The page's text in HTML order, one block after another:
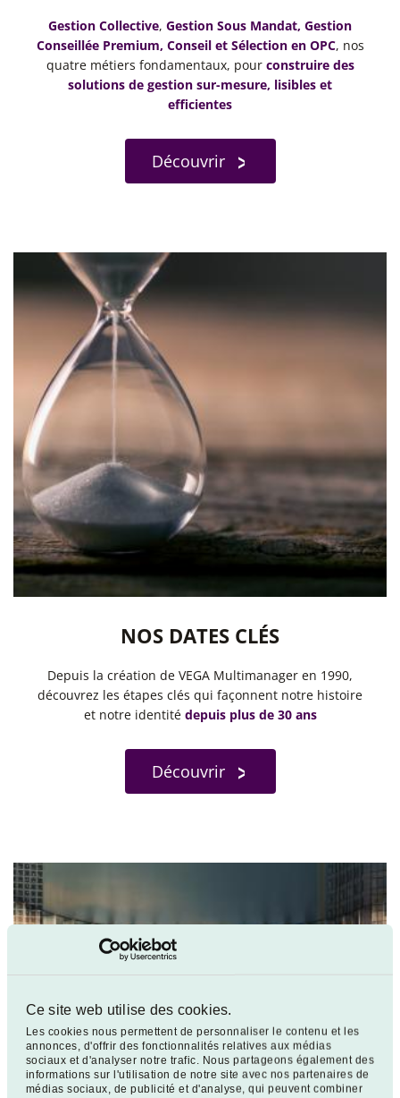
Ce site web utilise des cookies.
Les cookies nous permettent de personnaliser le contenu et les
annonces, d'offrir des fonctionnalités relatives aux médias
sociaux et d'analyser notre trafic. Nous partageons également des
informations sur l'utilisation de notre site avec nos partenaires de
médias sociaux, de publicité et d'analyse, qui peuvent combiner
Gestion Collective, Gestion Sous Mandat, Gestion
Conseillée Premium, Conseil et Sélection en OPC, nos
quatre métiers fondamentaux, pour construire des
solutions de gestion sur-mesure, lisibles et
efficientes
Découvrir
NOS DATES CLÉS
Depuis la création de VEGA Multimanager en 1990,
découvrez les étapes clés qui façonnent notre histoire
et notre identité depuis plus de 30 ans
Découvrir